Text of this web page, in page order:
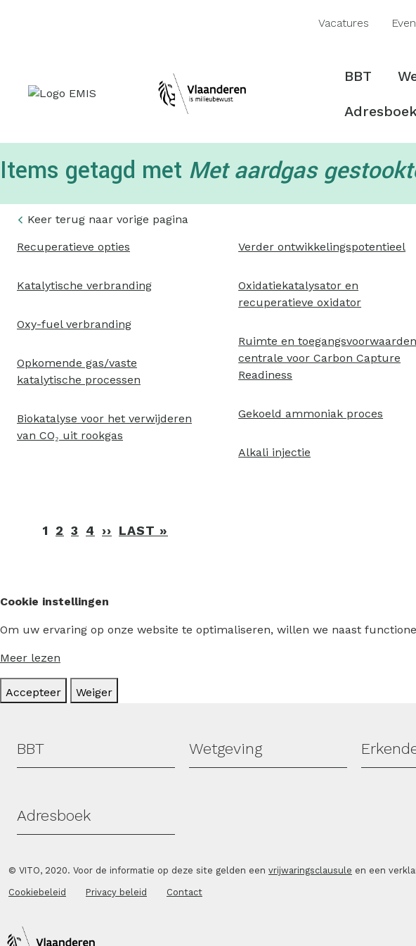
Vacatures
BBT
Items getagd met Met aardgas
Keer terug naar vorige pagina
Recuperatieve opties Verder ontwikkelingspotentieel
Katalytische verbranding
Oxidatiekatalysator en
recuperatieve oxidator
Oxy-fuel verbranding
Ruimte en toegangsvoorwaarden
centrale voor Carbon Capture
Readiness
Opkomende gas/vaste
katalytische processen
Gekoeld ammoniak proces
Biokatalyse voor het verwijderen
van CO₂ uit rookgas
Alkali injectie
Paginering
1 2 3 4 ›› VOLGENDE
LAST »
Cookie instellingen
Om uw ervaring op onze website te optimaliseren, willen we naast
Meer lezen
Accepteer Weiger
Hoofdmenu
BBT Wetgeving
Adresboek
© VITO, 2020. Voor de informatie op deze site gelden een vrijwaringsclausule en een
Cookiebeleid Privacy beleid Contact